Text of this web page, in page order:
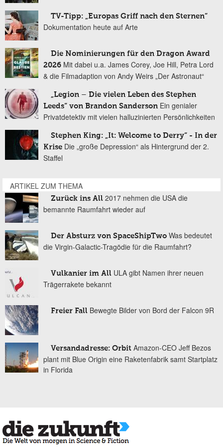
TV-Tipp: „Europas Griff nach den Sternen“
Dokumentation heute auf Arte
Die Nominierungen für den Dragon Award
2026 Mit dabei u.a. James Corey, Joe Hill, Petra Lord
& die Filmadaption von Andy Weirs „Der Astronaut“
„Legion – Die vielen Leben des Stephen
Leeds“ von Brandon Sanderson Ein genialer
Privatdetektiv mit vielen halluzinierten Persönlichkeiten
Stephen King: „It: Welcome to Derry“ - In der
Krise Die „große Depression“ als Hintergrund der 2.
Staffel
ARTIKEL ZUM THEMA
Zurück ins All 2017 nehmen die USA die
bemannte Raumfahrt wieder auf
Der Absturz von SpaceShipTwo Was bedeutet
die Virgin-Galactic-Tragödie für die Raumfahrt?
Vulkanier im All ULA gibt Namen ihrer neuen
Trägerrakete bekannt
Freier Fall Bewegte Bilder von Bord der Falcon 9R
Versandadresse: Orbit Amazon-CEO Jeff Bezos
plant mit Blue Origin eine Raketenfabrik samt Startplatz
in Florida